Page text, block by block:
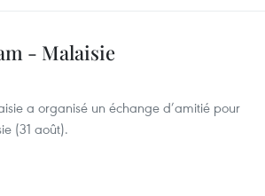
- Malaisie
a organisé un échange d’amitié pour
(31 août).